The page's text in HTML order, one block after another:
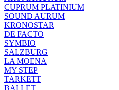
CUPRUM PLATINIUM
SOUND AURUM
KRONOSTAR
DE FACTO
SYMBIO
SALZBURG
LA MOENA
MY STEP
TARKETT
BALLET